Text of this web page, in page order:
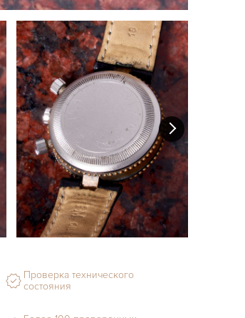
Проверка технического
состояния